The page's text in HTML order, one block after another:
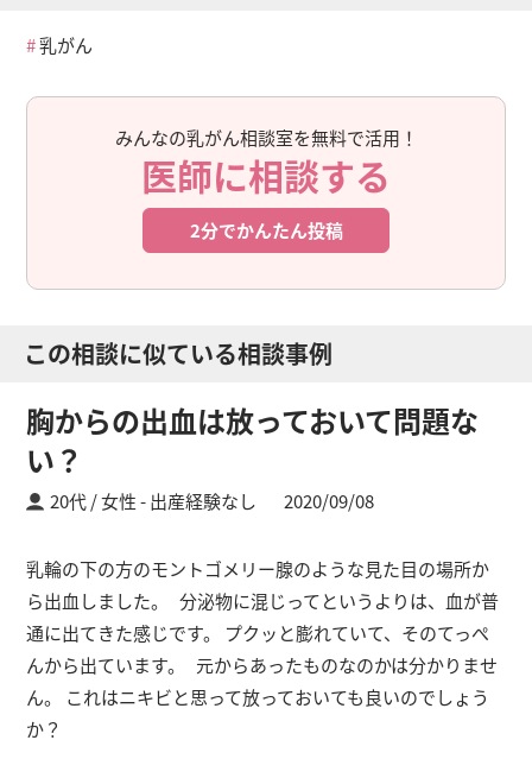
乳がん
みんなの乳がん相談室を無料で活用！
医師に相談する
2分でかんたん投稿
この相談に似ている相談事例
胸からの出血は放っておいて問題な
い？
20代 / 女性 出産経験なし 2020/09/08
乳輪の下の方のモントゴメリー腺のような見た目の場所か
ら出血しました。 分泌物に混じってというよりは、血が普
通に出てきた感じです。 プクッと膨れていて、そのてっぺ
んから出ています。 元からあったものなのかは分かりませ
ん。 これはニキビと思って放っておいても良いのでしょう
か？